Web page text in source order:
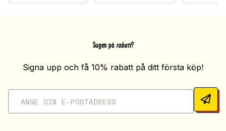
Sugen på rabatt?
Signa upp och få 10% rabatt på ditt första köp!